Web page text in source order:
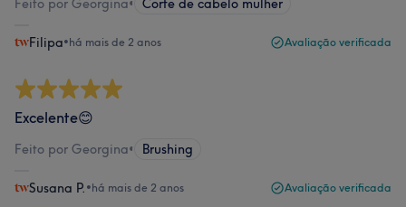
Feito por Georgina• Corte de cabelo mulher
Filipa•há mais de 2 anos Avaliação verificada
Excelente😊
Feito por Georgina• Brushing
Susana P. •há mais de 2 anos Avaliação verificada